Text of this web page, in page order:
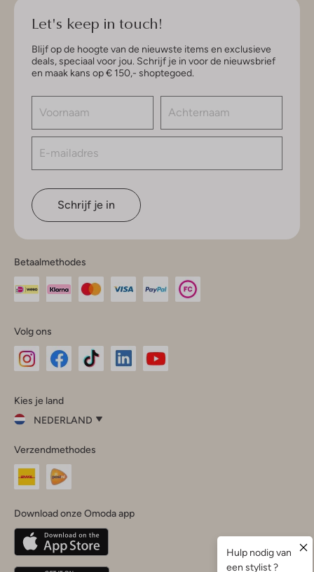
Let's keep in touch!
Blijf op de hoogte van de nieuwste items en exclusieve
deals, speciaal voor jou. Schrijf je in voor de nieuwsbrief
en maak kans op € 150,- shoptegoed.
Schrijf je in
Betaalmethodes
Volg ons
InstagramFacebook
Kies je land
NEDERLAND
je
land
Nederland
Belgique(Français)
Deutschland
Verzendmethodes
Download onze Omoda app